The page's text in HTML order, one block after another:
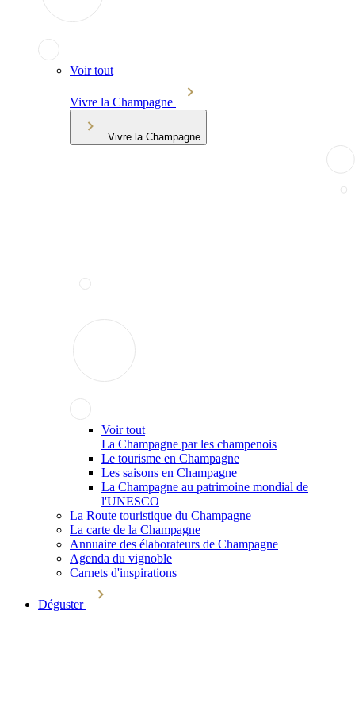
Voir tout
Vivre la Champagne
Vivre la Champagne
Voir tout
La Champagne par les champenois
Le tourisme en Champagne
Les saisons en Champagne
La Champagne au patrimoine mondial de
l'UNESCO
La Route touristique du Champagne
La carte de la Champagne
Annuaire des élaborateurs de Champagne
Agenda du vignoble
Carnets d'inspirations
Déguster